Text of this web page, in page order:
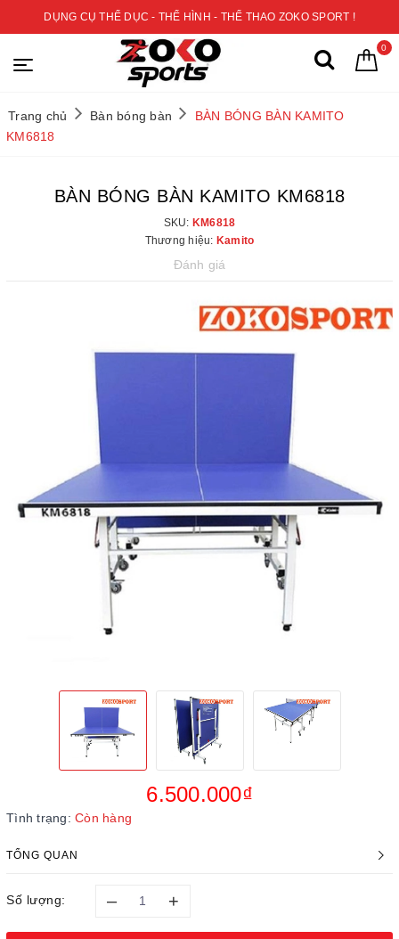
DỤNG CỤ THỂ DỤC - THỂ HÌNH - THỂ THAO ZOKO SPORT !
0
Trang chủ Bàn bóng bàn
BÀN BÓNG BÀN KAMITO
KM6818
BÀN BÓNG BÀN KAMITO KM6818
SKU: KM6818
Thương hiệu: Kamito
Đánh giá
6.500.000₫
Tình trạng: Còn hàng
TỔNG QUAN
Số lượng: – +